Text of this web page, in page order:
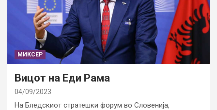
МИКСЕР
Вицот на Еди Рама
04/09/2023
На Бледскиот стратешки форум во Словенија,